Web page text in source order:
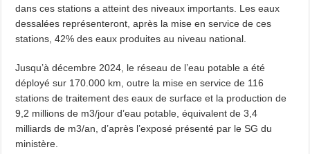
dans ces stations a atteint des niveaux importants. Les eaux
dessalées représenteront, après la mise en service de ces
stations, 42% des eaux produites au niveau national.
Jusqu’à décembre 2024, le réseau de l’eau potable a été
déployé sur 170.000 km, outre la mise en service de 116
stations de traitement des eaux de surface et la production de
9,2 millions de m3/jour d’eau potable, équivalent de 3,4
milliards de m3/an, d’après l’exposé présenté par le SG du
ministère.